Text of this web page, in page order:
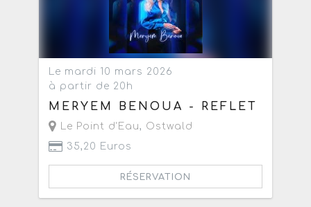
Le mardi 10 mars 2026
à partir de 20h
MERYEM BENOUA - REFLET
Le Point d'Eau, Ostwald
35,20 Euros
RÉSERVATION